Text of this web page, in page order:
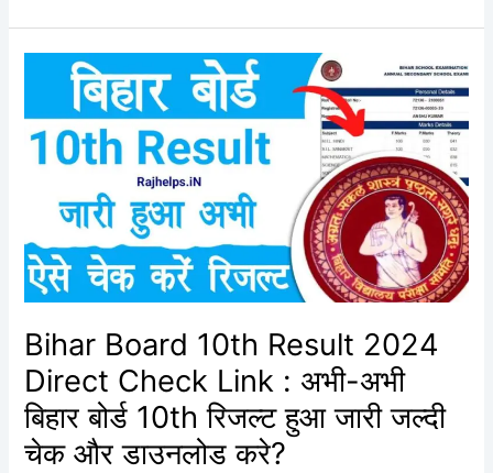
Bihar Board 10th Result 2024
Direct Check Link : अभी-अभी
बिहार बोर्ड 10th रिजल्ट हुआ जारी जल्दी
चेक और डाउनलोड करे?
10th
Result
2024
Direct
Check
Link
:
अभी-
अभी
बिहार
बोर्ड
10th
रिजल्ट
हुआ